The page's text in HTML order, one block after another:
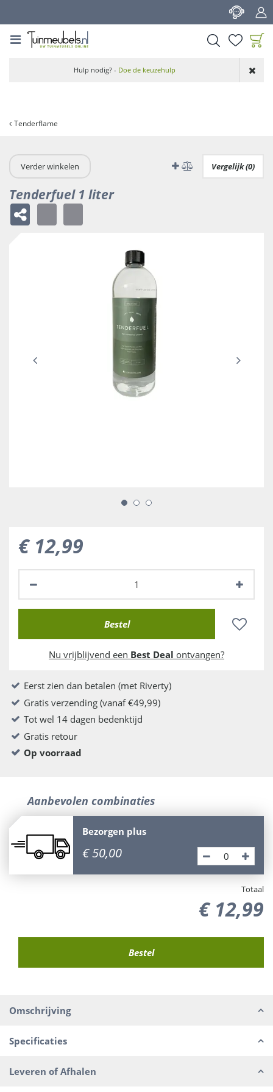
Tenderflame
aan wensenlijst
Hulp nodig? - Doe de keuzehulp
Verder winkelen Vergelijk (0)
Tenderfuel 1 liter
€ 12,99
Nu vrijblijvend een Best Deal ontvangen?
Eerst zien dan betalen (met Riverty)
Gratis verzending (vanaf €49,99)
Tot wel 14 dagen bedenktijd
Gratis retour
Op voorraad
Aanbevolen combinaties
Bezorgen plus
€ 50,00
Totaal
€ 12,99
Omschrijving
Specificaties
Leveren of Afhalen